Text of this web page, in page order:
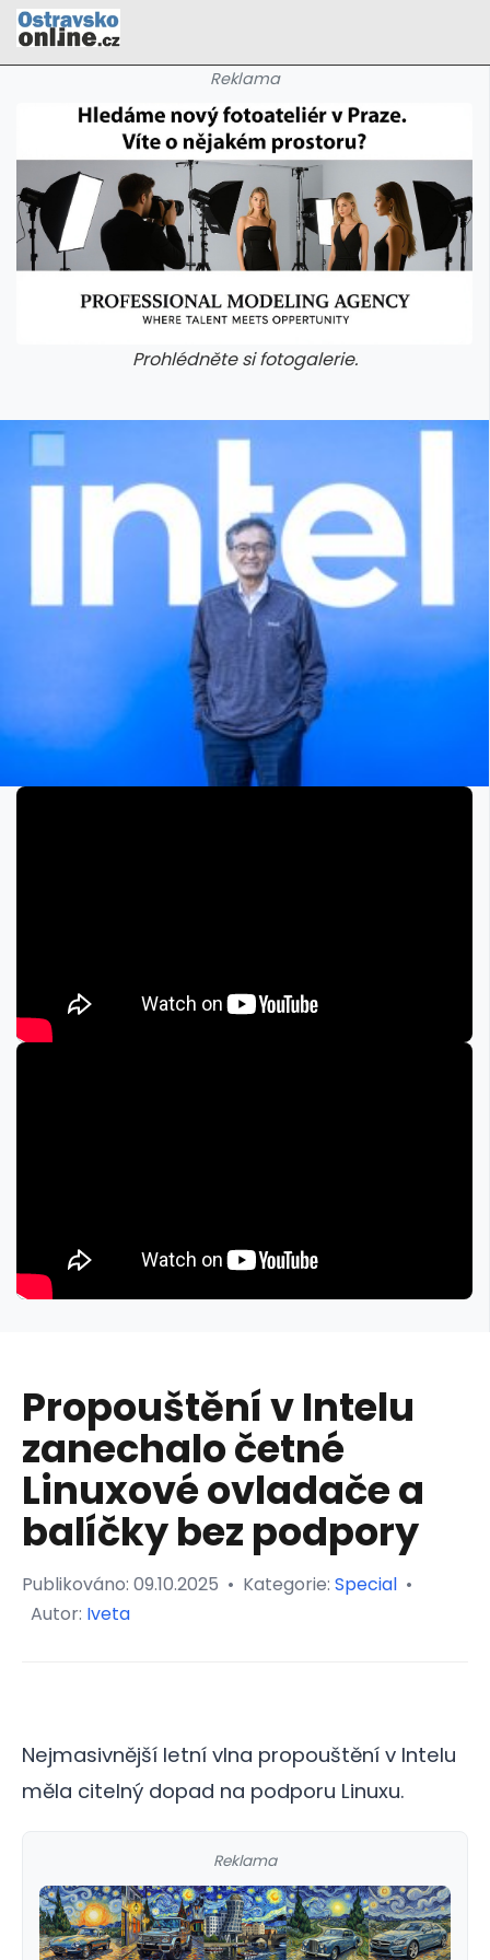
Reklama
Prohlédněte si fotogalerie.
Propouštění v Intelu
zanechalo četné
Linuxové ovladače a
balíčky bez podpory
Publikováno: 09.10.2025 • Kategorie: Special •
Autor: Iveta
Nejmasivnější letní vlna propouštění v Intelu
měla citelný dopad na podporu Linuxu.
Reklama